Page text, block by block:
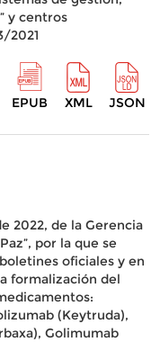
y centros
2021
EPUB XML JSON
2022, de la Gerencia
por la que se
oficiales y en
formalización del
(Keytruda),
Golimumab